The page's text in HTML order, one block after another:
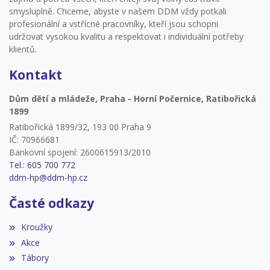
smysluplně. Chceme, abyste v našem DDM vždy potkali
profesionální a vstřícné pracovníky, kteří jsou schopni
udržovat vysokou kvalitu a respektovat i individuální potřeby
klientů.
Kontakt
Dům dětí a mládeže, Praha - Horní Počernice, Ratibořická
1899
Ratibořická 1899/32, 193 00 Praha 9
IČ: 70966681
Bankovní spojení: 2600615913/2010
Tel.: 605 700 772
ddm-hp@ddm-hp.cz
Časté odkazy
Kroužky
Akce
Tábory